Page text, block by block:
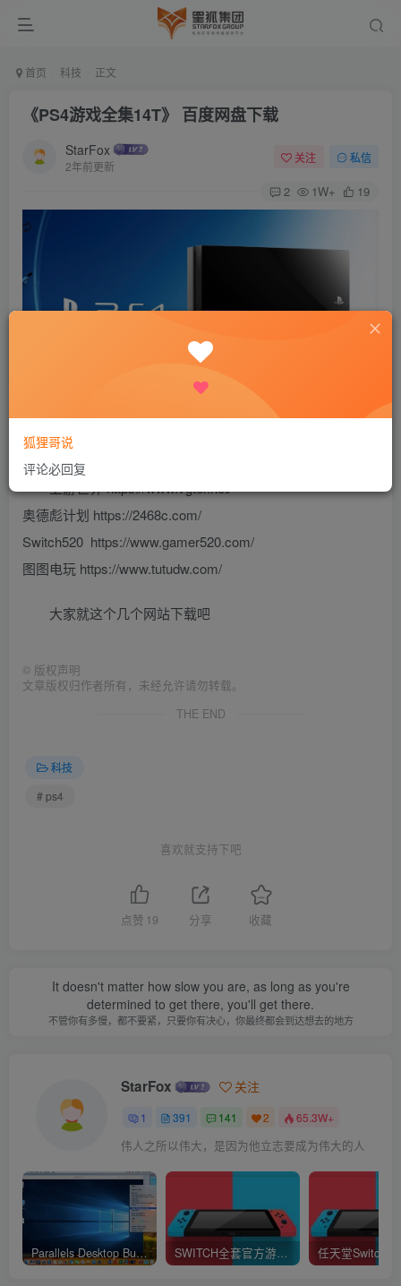
首页 科技 正文
《PS4游戏全集14T》 百度网盘下载
StarFox
2年前更新
关注 私信
2 1W+ 19
上游世界 https://www.vgter.net/
奥德彪计划 https://2468c.com/
Switch520 https://www.gamer520.com/
图图电玩 https://www.tutudw.com/
大家就这个几个网站下载吧
© 版权声明
文章版权归作者所有，未经允许请勿转载。
THE END
科技
# ps4
喜欢就支持下吧
点赞 19 分享 收藏
It doesn't matter how slow you are, as long as you're
determined to get there, you'll get there.
不管你有多慢，都不要紧，只要你有决心，你最终都会到达想去的地方
StarFox 关注
1 391 141 2 65.3W+
伟人之所以伟大，是因为他立志要成为伟大的人
Parallels Desktop Business Edition 16.1.1.49141 中文破解版 (最好用的虚拟机软件) SWITCH全套官方游戏XCI下载 (不提供下载)
狐狸哥说
评论必回复